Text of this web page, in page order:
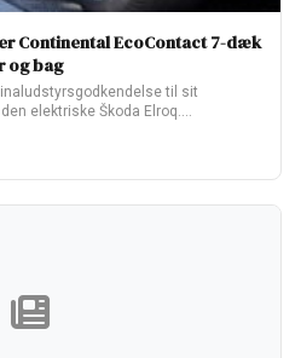
Continental EcoContact 7-dæk
og bag
til sit
elektriske Škoda Elroq.